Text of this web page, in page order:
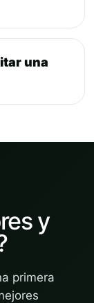
una
y
primera